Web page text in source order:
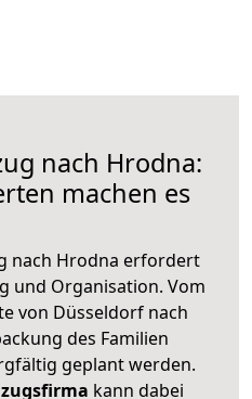
nach Hrodna:
machen es
nach Hrodna erfordert
und Organisation. Vom
von Düsseldorf nach
des Familien
geplant werden.
kann dabei